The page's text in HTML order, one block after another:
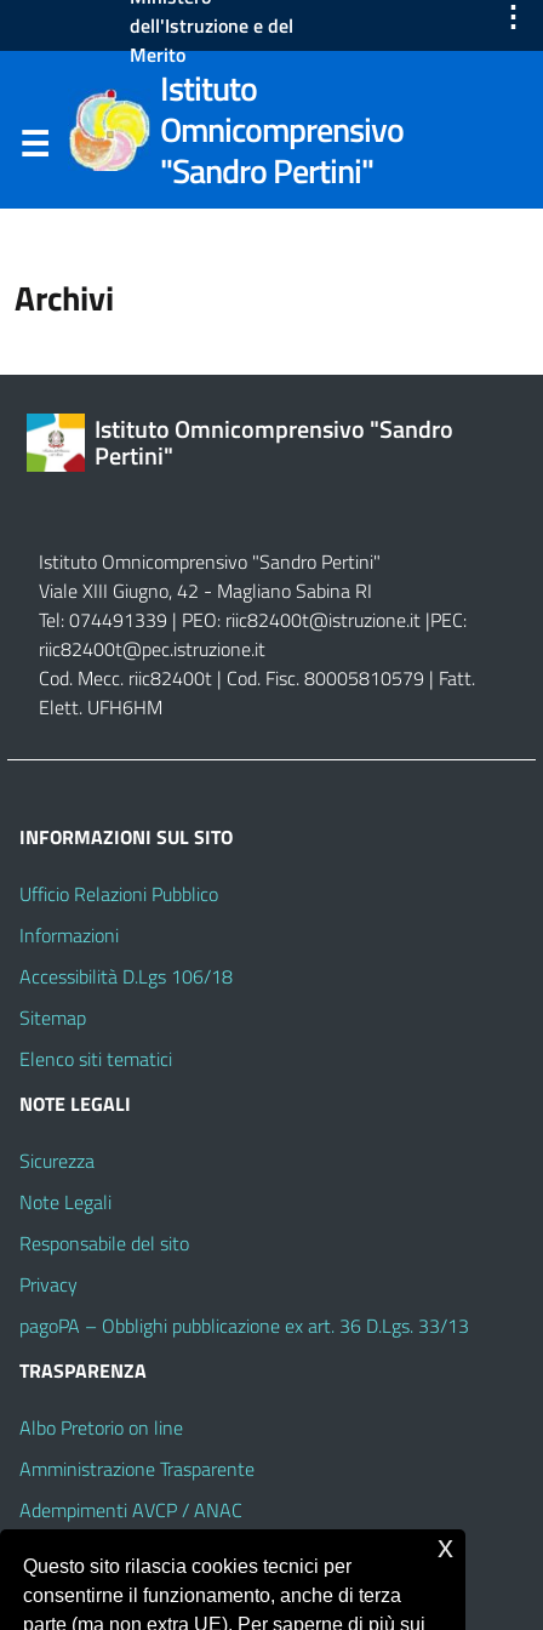
dell'Istruzione e del
Merito
⋮
Istituto
Omnicomprensivo
"Sandro Pertini"
Archivi
Istituto Omnicomprensivo "Sandro
Pertini"
Istituto Omnicomprensivo "Sandro Pertini"
Viale XIII Giugno, 42 - Magliano Sabina RI
Tel: 074491339 | PEO: riic82400t@istruzione.it |PEC:
riic82400t@pec.istruzione.it
Cod. Mecc. riic82400t | Cod. Fisc. 80005810579 | Fatt.
Elett. UFH6HM
INFORMAZIONI SUL SITO
Ufficio Relazioni Pubblico
Informazioni
Accessibilità D.Lgs 106/18
Sitemap
Elenco siti tematici
NOTE LEGALI
Sicurezza
Note Legali
Responsabile del sito
Privacy
pagoPA – Obblighi pubblicazione ex art. 36 D.Lgs. 33/13
TRASPARENZA
Albo Pretorio on line
Amministrazione Trasparente
Adempimenti AVCP / ANAC
Accesso Civico
Dichiarazione di accessibilità
Questo sito rilascia cookies tecnici per
consentirne il funzionamento, anche di terza
parte (ma non extra UE). Per saperne di più sui
x